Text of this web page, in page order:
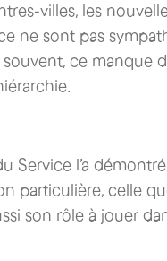
villes, les
ne sont pas
ce manque
Service l’a
particulière, celle
son rôle à jouer